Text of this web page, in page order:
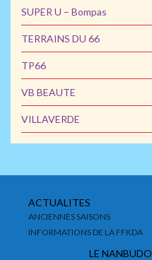
SUPER U – Bompas
TERRAINS DU 66
TP66
VB BEAUTE
VILLAVERDE
ACTUALITES
ANCIENNES SAISONS
INFORMATIONS DE LA FFKDA
LE NANBUDO